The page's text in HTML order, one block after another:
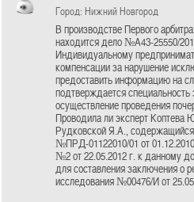
Город: Нижний Новгород
В производстве Первого
находится дело №А43-25550/
Индивидуальному
компенсации за нарушение
предоставить информацию на
подтверждается
осуществление проведения
Проводила ли эксперт Коптева
Рудковской Я.А.,
№ПРД-01122010/01 от
№2 от 22.05.2012 г. к данному
для составления заключения о
исследования №00476/И от